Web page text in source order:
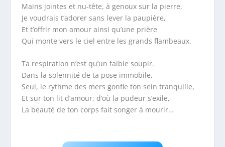
Mains jointes et nu-tête, à genoux sur la pierre,
Je voudrais t’adorer sans lever la paupière,
Et t’offrir mon amour ainsi qu’une prière
Qui monte vers le ciel entre les grands flambeaux.
Ta respiration n’est qu’un faible soupir.
Dans la solennité de ta pose immobile,
Seul, le rythme des mers gonfle ton sein tranquille,
Et sur ton lit d’amour, d’où la pudeur s’exile,
La beauté de ton corps fait songer à mourir…